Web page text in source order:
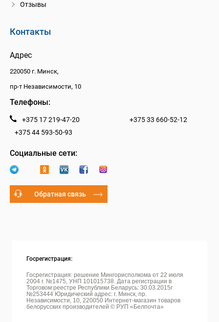
Отзывы
Контакты
Адрес
220050 г. Минск,
пр-т Независимости, 10
Телефоны:
+375 17 219-47-20
+375 33 660-52-12
+375 44 593-50-93
Социальные сети:
Обратная связь
Госрегистрация:
Госрегистрация: решение Мингорисполкома от 22 июля
2004 г. №1475, УНП 101015738. Дата регистрации в
Торговом реестре Республики Беларусь: 30.03.2015г
№253444 Юридический адрес: г. Минск, пр.
Независимости, 10, 220050 Интернет-магазин товаров
белорусских производителей © РУП «Белпочта»